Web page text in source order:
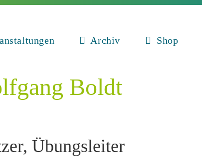
Archiv Shop
Boldt
Übungsleiter